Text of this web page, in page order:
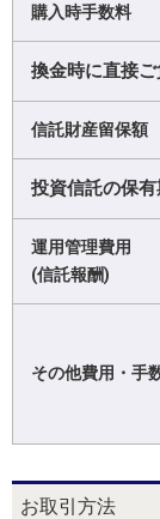
購入時手数料
換金時に直接
信託財産留保額
投資信託の保
運用管理費用
(信託報酬)
その他費用・手
お取引方法